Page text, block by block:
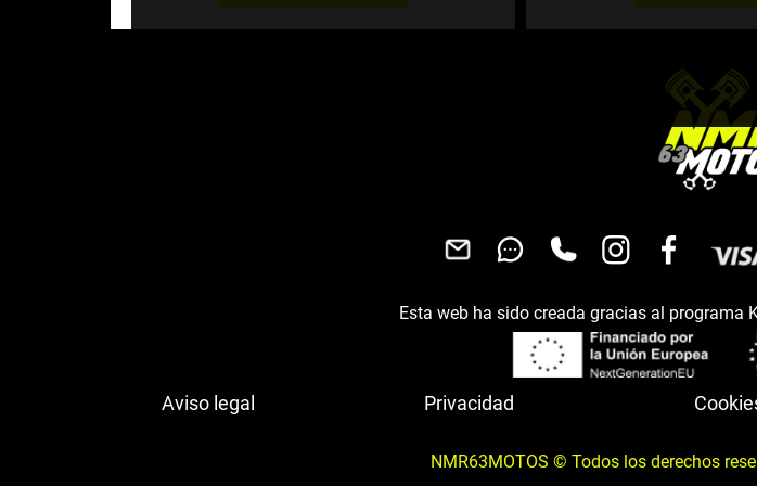
54,99€.50,00€.
Esta web ha sido creada gracias al programa
Aviso legal Privacidad
NMR63MOTOS © Todos los derechos